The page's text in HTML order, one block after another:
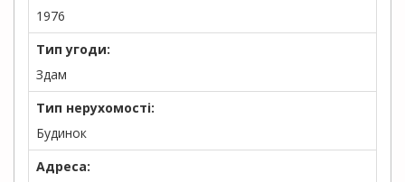
1976
Тип угоди:
Здам
Тип нерухомості:
Будинок
Адреса: